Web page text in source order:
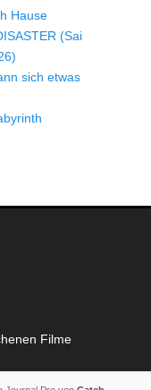
Hause
(Sai
sich etwas
Filme